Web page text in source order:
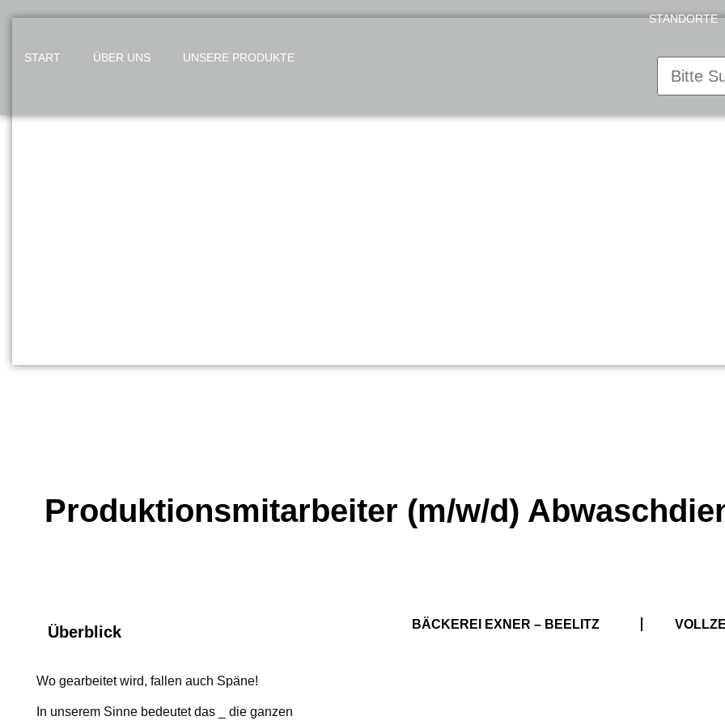
START ÜBER UNS UNSERE PRODUKTE
STANDORTE
Produktionsmitarbeiter (m/w/d)
Überblick
Wo gearbeitet wird, fallen auch Späne!
In unserem Sinne bedeutet das _ die ganzen
BÄCKEREI EXNER – BEELITZ